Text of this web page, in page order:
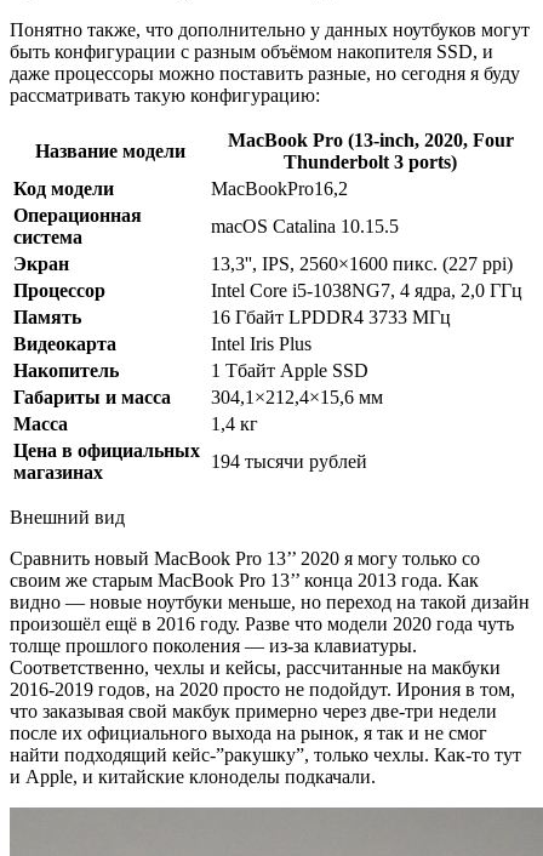
Понятно также, что дополнительно у данных ноутбуков могут
быть конфигурации с разным объёмом накопителя SSD, и
даже процессоры можно поставить разные, но сегодня я буду
рассматривать такую конфигурацию:
Название модели
MacBook Pro (13-inch, 2020, Four
Thunderbolt 3 ports)
Код модели
MacBookPro16,2
Операционная
система
macOS Catalina 10.15.5
Экран
13,3'', IPS, 2560×1600 пикс. (227 ppi)
Процессор
Intel Core i5-1038NG7, 4 ядра, 2,0 ГГц
Память
16 Гбайт LPDDR4 3733 МГц
Видеокарта
Intel Iris Plus
Накопитель
1 Тбайт Apple SSD
Габариты и масса
304,1×212,4×15,6 мм
Масса
1,4 кг
Цена в официальных
магазинах
194 тысячи рублей
Внешний вид
Сравнить новый MacBook Pro 13’’ 2020 я могу только со
своим же старым MacBook Pro 13’’ конца 2013 года. Как
видно — новые ноутбуки меньше, но переход на такой дизайн
произошёл ещё в 2016 году. Разве что модели 2020 года чуть
толще прошлого поколения — из-за клавиатуры.
Соответственно, чехлы и кейсы, рассчитанные на макбуки
2016-2019 годов, на 2020 просто не подойдут. Ирония в том,
что заказывая свой макбук примерно через две-три недели
после их официального выхода на рынок, я так и не смог
найти подходящий кейс-”ракушку”, только чехлы. Как-то тут
и Apple, и китайские клоноделы подкачали.